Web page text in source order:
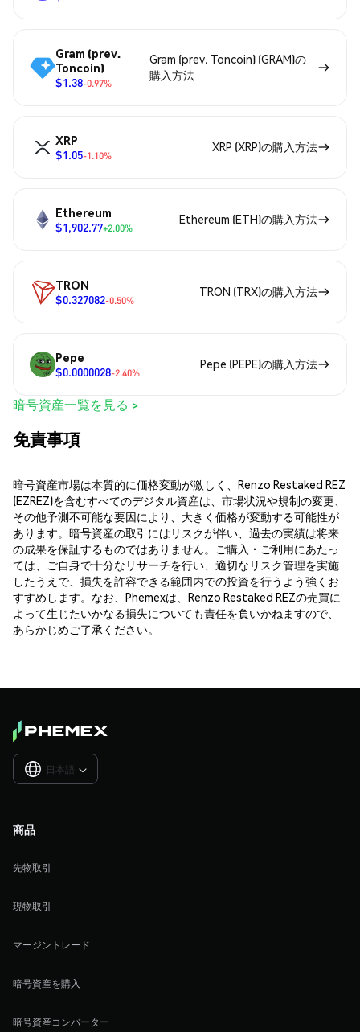
Gram (prev.
Toncoin)
$1.38-0.97%
Gram (prev. Toncoin) (GRAM)の
購入方法
XRP
$1.05-1.10%
XRP (XRP)の購入方法
Ethereum
$1,902.77+2.00%
Ethereum (ETH)の購入方法
TRON
$0.327082-0.50%
TRON (TRX)の購入方法
Pepe
$0.0000028-2.40%
Pepe (PEPE)の購入方法
暗号資産一覧を見る >
免責事項
暗号資産市場は本質的に価格変動が激しく、Renzo Restaked REZ
(EZREZ)を含むすべてのデジタル資産は、市場状況や規制の変更、
その他予測不可能な要因により、大きく価格が変動する可能性が
あります。暗号資産の取引にはリスクが伴い、過去の実績は将来
の成果を保証するものではありません。ご購入・ご利用にあたっ
ては、ご自身で十分なリサーチを行い、適切なリスク管理を実施
したうえで、損失を許容できる範囲内での投資を行うよう強くお
すすめします。なお、Phemexは、Renzo Restaked REZの売買に
よって生じたいかなる損失についても責任を負いかねますので、
あらかじめご了承ください。
日本語 
商品
先物取引
現物取引
マージントレード
暗号資産を購入
暗号資産コンバーター